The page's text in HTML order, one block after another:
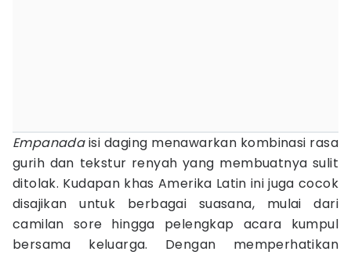
Empanadaisi daging menawarkan kombinasi rasa
gurih dan tekstur renyah yang membuatnya sulit
ditolak. Kudapan khas Amerika Latin ini juga cocok
disajikan untuk berbagai suasana, mulai dari
camilan sore hingga pelengkap acara kumpul
bersama keluarga. Dengan memperhatikan